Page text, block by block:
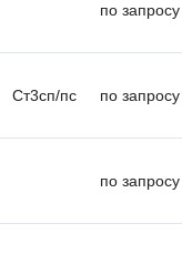
по запросу
Ст3сп/пс по запросу
по запросу